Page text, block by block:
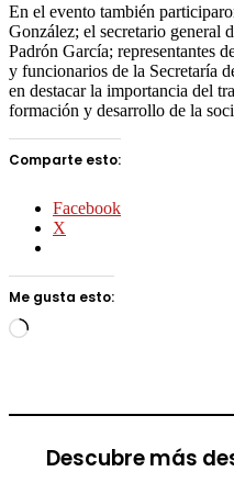
En el evento también
González; el secretario general
Padrón García; representantes
y funcionarios de la Secretaría
en destacar la importancia del
formación y desarrollo de la
Comparte esto:
Facebook
X
Me gusta esto:
Cargando...
Descubre más